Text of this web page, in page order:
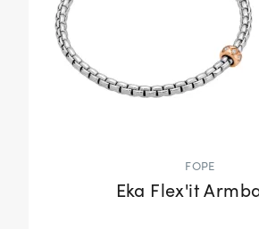
FOPE
Eka Flex'it